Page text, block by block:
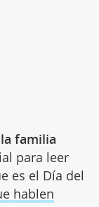
familia
para leer
es el Día del
hablen